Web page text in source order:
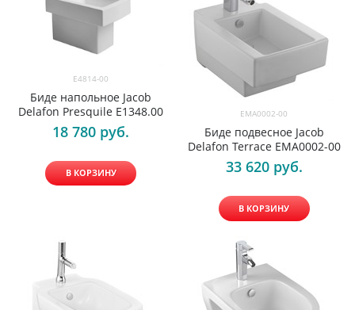
E4814-00
Биде напольное Jacob
Delafon Presquile E1348.00
18 780 руб.
В КОРЗИНУ
EMA0002-00
Биде подвесное Jacob
Delafon Terrace EMA0002-00
33 620 руб.
В КОРЗИНУ